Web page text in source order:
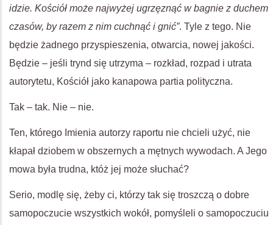
idzie. Kościół może najwyżej ugrzęznąć w bagnie z duchem
czasów, by razem z nim cuchnąć i gnić”. Tyle z tego. Nie
będzie żadnego przyspieszenia, otwarcia, nowej jakości.
Będzie – jeśli trynd się utrzyma – rozkład, rozpad i utrata
autorytetu, Kościół jako kanapowa partia polityczna.
Tak – tak. Nie – nie.
Ten, którego Imienia autorzy raportu nie chcieli użyć, nie
kłapał dziobem w obszernych a mętnych wywodach. A Jego
mowa była trudna, któż jej może słuchać?
Serio, modlę się, żeby ci, którzy tak się troszczą o dobre
samopoczucie wszystkich wokół, pomyśleli o samopoczuciu